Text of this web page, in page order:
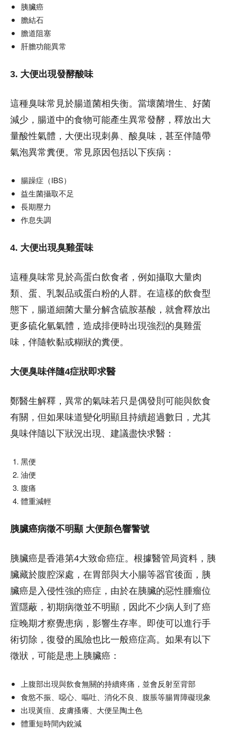
胰臟癌
膽結石
膽道阻塞
肝膽功能異常
3. 大便出現發酵酸味
這種臭味常見於腸道菌相失衡。當壞菌增生、好菌
減少，腸道中的食物可能產生異常發酵，釋放出大
量酸性氣體，大便出現刺鼻、酸臭味，甚至伴隨帶
氣泡異常糞便。常見原因包括以下疾病：
腸躁症（IBS）
益生菌攝取不足
長期壓力
作息失調
4. 大便出現臭雞蛋味
這種臭味常見於高蛋白飲食者，例如攝取大量肉
類、蛋、乳製品或蛋白粉的人群。在這樣的飲食型
態下，腸道細菌大量分解含硫胺基酸，就會釋放出
更多硫化氫氣體，造成排便時出現強烈的臭雞蛋
味，伴隨軟黏或糊狀的糞便。
大便臭味伴隨4症狀即求醫
鄭醫生解釋，異常的氣味若只是偶發則可能與飲食
有關，但如果味道變化明顯且持續超過數日，尤其
臭味伴隨以下狀況出現、建議盡快求醫：
黑便
油便
腹痛
體重減輕
胰臟癌病徵不明顯 大便顏色響警號
胰臟癌是香港第4大致命癌症。根據醫管局資料，胰
臟藏於腹腔深處，在胃部與大小腸等器官後面，胰
臟癌是入侵性強的癌症，由於在胰臟的惡性腫瘤位
置隱蔽，初期病徵並不明顯，因此不少病人到了癌
症晚期才察覺患病，影響生存率。即使可以進行手
術切除，復發的風險也比一般癌症高。如果有以下
徵狀，可能是患上胰臟癌：
上腹部出現與飲食無關的持續疼痛，並會反射至背部
食慾不振、噁心、嘔吐、消化不良、腹脹等腸胃障礙現象
出現黃疸、皮膚搔癢、大便呈陶土色
體重短時間內銳減